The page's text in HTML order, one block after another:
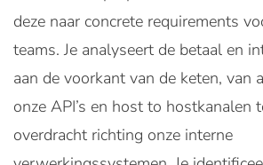
deze naar concrete requirements
teams. Je analyseert de betaal en
aan de voorkant van de keten, van
onze API’s en host to hostkanalen
overdracht richting onze interne